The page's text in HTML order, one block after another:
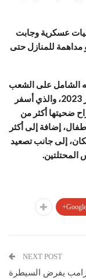
عسكرية وجابت
مداهمة للمنازل حتى
الشامل على الشعب
الفلسطيني، بدعم أمريكي وأوروبي، منذ 7 أكتوبر 2023، والذي أسفر
ضحيتها أكثر من
إضافة إلى أكثر
إلى جانب تصعيد
المحتلتين.
Google+
NEXT POST
يفرض السيطرة